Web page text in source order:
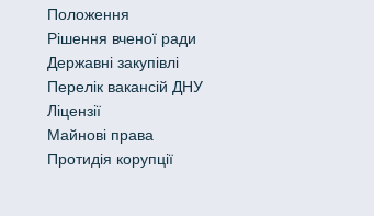
Положення
Рішення вченої ради
Державні закупівлі
Перелік вакансій ДНУ
Ліцензії
Майнові права
Протидія корупції